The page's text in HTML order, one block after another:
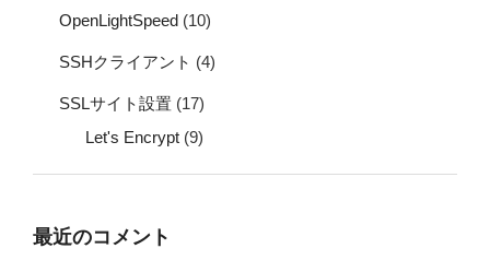
OpenLightSpeed (10)
SSHクライアント (4)
SSLサイト設置 (17)
Let's Encrypt (9)
最近のコメント